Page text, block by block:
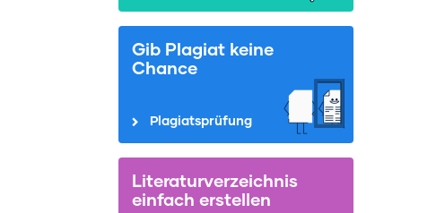
Gib Plagiat keine
Chance
Plagiatsprüfung
Literaturverzeichnis
einfach erstellen